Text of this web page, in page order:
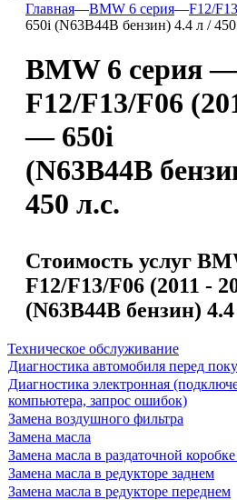
Главная—BMW 6 серия—F12/
650i (N63B44B бензин) 4.4 л / 450
BMW 6 серия
F12/F13/F06
— 650i
(N63B44B
450 л.с.
Стоимость услуг
F12/F13/F06 (2011 -
(N63B44B бензин)
Техническое обслуживание
Диагностика автомобиля перед
Диагностика электронная
компьютера, запрос ошибок)
Замена воздушного фильтра
Замена масла
Замена масла в раздаточной
Замена масла в редукторе заднем
Замена масла в редукторе переднем